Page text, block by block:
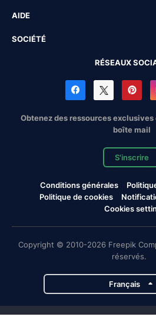
AIDE
SOCIÉTÉ
RÉSEAUX
Obtenez des ressources
boîte mail
S'inscrire
Conditions générales
Politique de cookies
Cookies
Copyright © 2010-2026 Freepik
réservés.
Français